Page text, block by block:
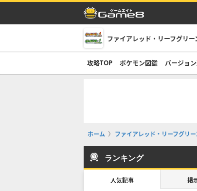
ファイアレッド・リーフグリ
攻略TOP ポケモン図鑑 バージョ
ホーム ファイアレッド・リーフグリ
ランキング
人気記事 掲